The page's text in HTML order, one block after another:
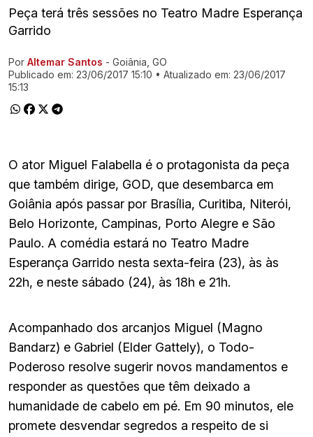
Peça terá três sessões no Teatro Madre Esperança
Garrido
Ir direto pra matéria
Por Altemar Santos - Goiânia, GO
Publicado em: 23/06/2017 15:10 • Atualizado em: 23/06/2017
15:13
O ator Miguel Falabella é o protagonista da peça
que também dirige, GOD, que desembarca em
Goiânia após passar por Brasília, Curitiba, Niterói,
Belo Horizonte, Campinas, Porto Alegre e São
Paulo. A comédia estará no Teatro Madre
Esperança Garrido nesta sexta-feira (23), às às
22h, e neste sábado (24), às 18h e 21h.
Acompanhado dos arcanjos Miguel (Magno
Bandarz) e Gabriel (Elder Gattely), o Todo-
Poderoso resolve sugerir novos mandamentos e
responder as questões que têm deixado a
humanidade de cabelo em pé. Em 90 minutos, ele
promete desvendar segredos a respeito de si